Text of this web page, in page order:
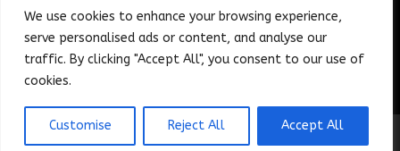
We use cookies to enhance your browsing experience,
serve personalised ads or content, and analyse our
traffic. By clicking "Accept All", you consent to our use of
cookies.
Customise Reject All Accept All
Verzending & Bezorging
Retouren & Ruilen
© 2026 Vos Autospeciaalzaak. All Rights Reserved.